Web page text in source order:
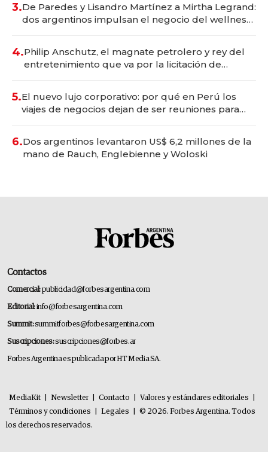
3.De Paredes y Lisandro Martínez a Mirtha Legrand:
dos argentinos impulsan el negocio del wellness
4.Philip Anschutz, el magnate petrolero y rey del
entretenimiento que va por la licitación de
5.El nuevo lujo corporativo: por qué en Perú los
viajes de negocios dejan de ser reuniones para
6.Dos argentinos levantaron US$ 6,2 millones de la
mano de Rauch, Englebienne y Woloski
Contactos
Comercial:publicidad@forbesargentina.com
Editorial:info@forbesargentina.com
Summit:summitforbes@forbesargentina.com
Suscripciones:suscripciones@forbes.ar
Forbes Argentina es publicada por HT Media SA.
MediaKit Newsletter Contacto Valores y estándares editoriales
Términos y condiciones
Legales
© 2026. Forbes Argentina. Todos
los derechos reservados.